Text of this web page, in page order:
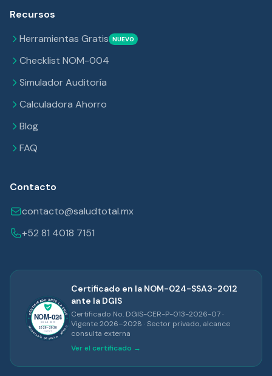
Recursos
Herramientas Gratis NUEVO
Checklist NOM-004
Simulador Auditoría
Calculadora Ahorro
Blog
FAQ
Contacto
contacto@saludtotal.mx
+52 81 4018 7151
Certificado en la NOM-024-SSA3-2012
ante la DGIS
Certificado No. DGIS-CER-P-013-2026-07 ·
Vigente 2026–2028 · Sector privado, alcance
consulta externa
Ver el certificado →